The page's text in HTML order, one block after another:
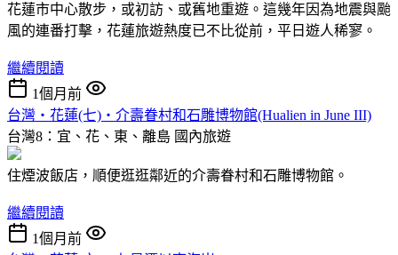
花蓮市中心散步，或初訪、或舊地重遊。這幾年因為地震與颱
風的連番打擊，花蓮旅遊熱度已不比從前，平日遊人稀寥。
繼續閱讀
1個月前
台灣‧花蓮(七)‧介壽眷村和石雕博物館(Hualien in June III)
台灣8：宜、花、東、離島 國內旅遊
住煙波飯店，順便逛逛鄰近的介壽眷村和石雕博物館。
繼續閱讀
1個月前